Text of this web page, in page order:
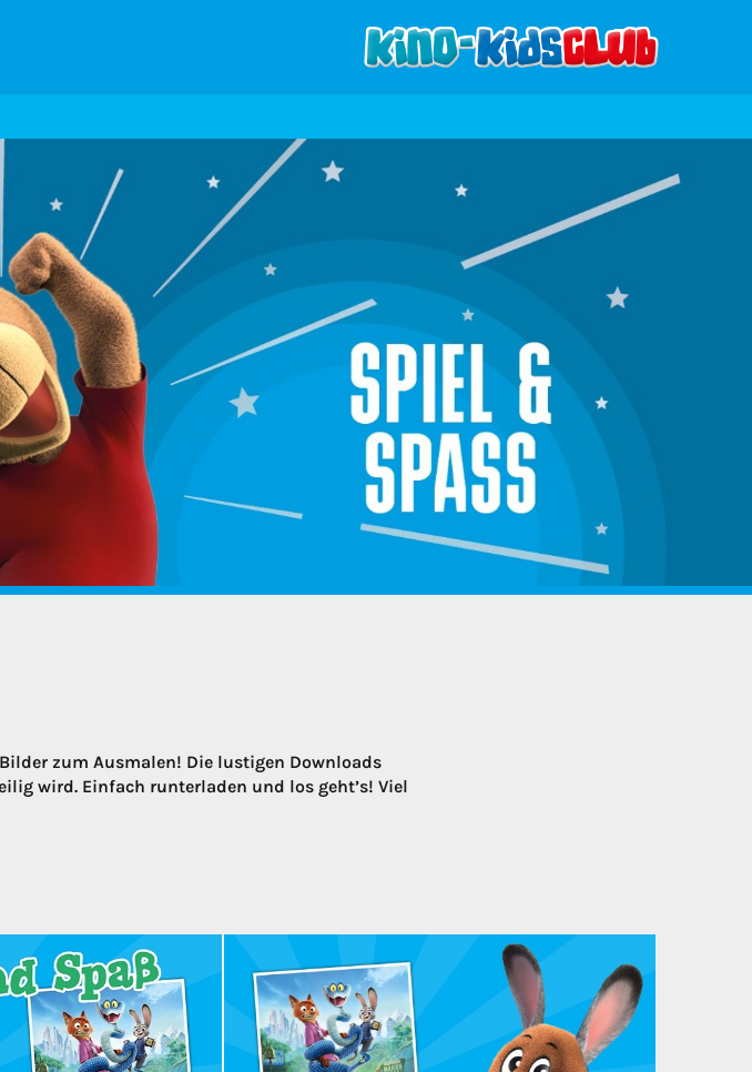
zum Ausmalen! Die lustigen Downloads
wird. Einfach runterladen und los geht’s! Viel